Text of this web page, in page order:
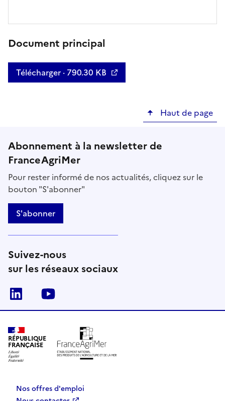
Document principal
Télécharger · 790.30 KB
Haut de page
Abonnement à la newsletter de
FranceAgriMer
Pour rester informé de nos actualités, cliquez sur le
bouton "S'abonner"
S'abonner
Suivez-nous
sur les réseaux sociaux
Linkedin
RÉPUBLIQUE
FRANÇAISE
Nos offres d'emploi